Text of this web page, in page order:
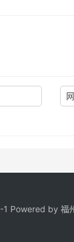
-1 Powered by 福